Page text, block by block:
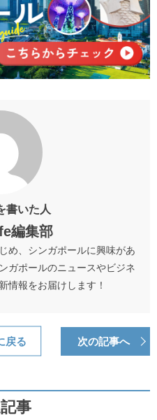
書いた人
編集部
め、シンガポールに興味があ
ガポールのニュースやビジネ
情報をお届けします！
次の記事へ
戻る
事